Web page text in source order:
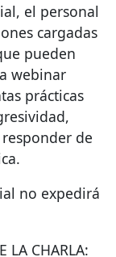
el personal
cargadas
pueden
webinar
prácticas
de
no expedirá
LA CHARLA: